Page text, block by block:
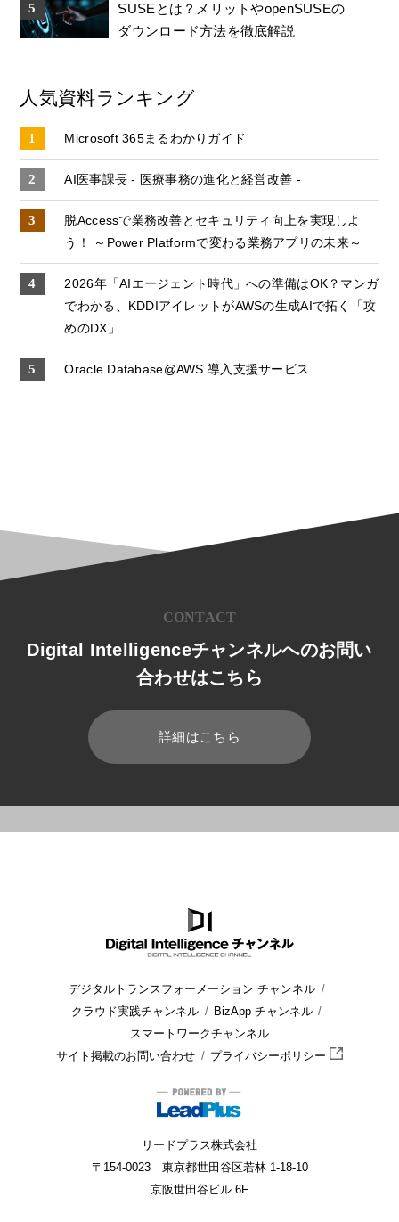
SUSEとは？メリットやopenSUSEの
ダウンロード方法を徹底解説
人気資料ランキング
Microsoft 365まるわかりガイド
AI医事課長 - 医療事務の進化と経営改善 -
脱Accessで業務改善とセキュリティ向上を実現しよ
う！ ～Power Platformで変わる業務アプリの未来～
2026年「AIエージェント時代」への準備はOK？マンガ
でわかる、KDDIアイレットがAWSの生成AIで拓く「攻
めのDX」
Oracle Database@AWS 導入支援サービス
CONTACT
Digital Intelligenceチャンネルへのお問い
合わせはこちら
詳細はこちら
デジタルトランスフォーメーション チャンネル
クラウド実践チャンネル
BizApp チャンネル
スマートワークチャンネル
サイト掲載のお問い合わせ
プライバシーポリシー
リードプラス株式会社
〒154-0023 東京都世田谷区若林 1-18-10
京阪世田谷ビル 6F